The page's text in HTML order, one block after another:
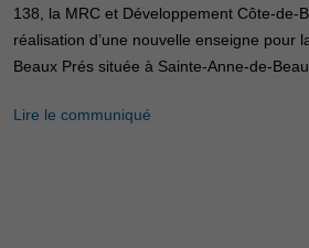
ENTREPRENEURS
NOUVELLES
NOUS JOINDRE
138, la MRC et Développement Côte-de-
réalisation d’une nouvelle enseigne pour
Beaux Prés située à Sainte-Anne-de-
Lire le communiqué